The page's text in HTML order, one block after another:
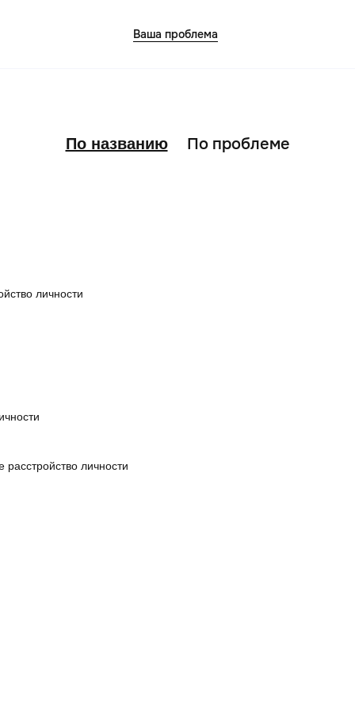
Ваша проблема
в семье
неспособности
По названию По проблеме
личности
личности